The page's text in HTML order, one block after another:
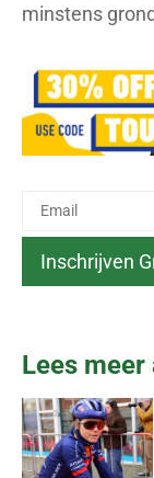
minstens
Lees